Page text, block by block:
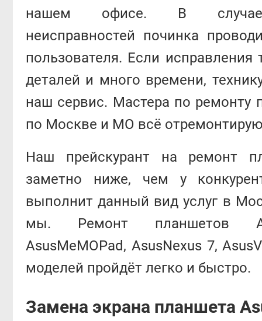
нашем офисе. В случае
неисправностей починка
пользователя. Если исправления
деталей и много времени,
наш сервис. Мастера по ремонту
по Москве и МО всё
Наш прейскурант на ремонт
заметно ниже, чем у
выполнит данный вид услуг в
мы. Ремонт планшетов
AsusMeMOPad, AsusNexus 7,
моделей пройдёт легко и быстро.
Замена экрана планшета